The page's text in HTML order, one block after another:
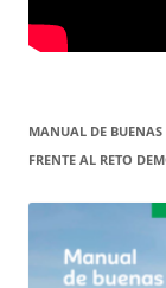
MANUAL DE BUENAS
FRENTE AL RETO